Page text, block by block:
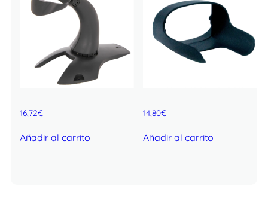
16,72€
Añadir al carrito
14,80€
Añadir al carrito